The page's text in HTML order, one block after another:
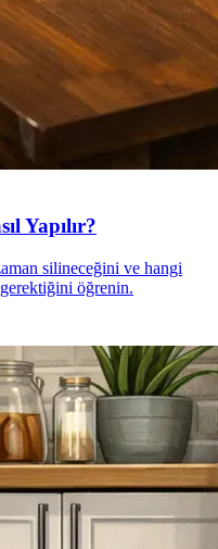
Yapılır?
silineceğini ve hangi
öğrenin.